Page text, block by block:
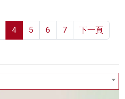
4 5 6 7 下一頁